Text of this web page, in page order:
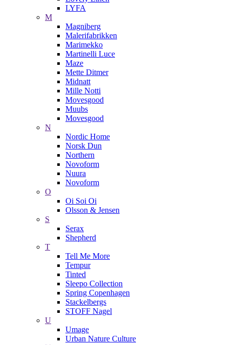
LYFA
M
Magniberg
Malerifabrikken
Marimekko
Martinelli Luce
Maze
Mette Ditmer
Midnatt
Mille Notti
Movesgood
Muubs
Movesgood
N
Nordic Home
Norsk Dun
Northern
Novoform
Nuura
Novoform
O
Oi Soi Oi
Olsson & Jensen
S
Serax
Shepherd
T
Tell Me More
Tempur
Tinted
Sleepo Collection
Spring Copenhagen
Stackelbergs
STOFF Nagel
U
Umage
Urban Nature Culture